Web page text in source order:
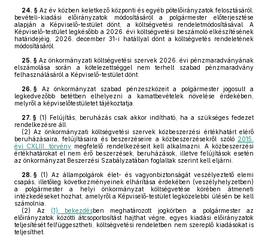
24. § Az év közben keletkező központi és egyéb pótelőirányzatok felosztásáról,
bevételi-kiadási előirányzatok módosításáról a polgármester előterjesztése
alapján a Képviselő-testület dönt, a költségvetési rendeletmódosításával. A
Képviselő-testület legkésőbb a 2026. évi költségvetési beszámoló elkészítésének
határidejéig, 2026. december 31-i hatállyal dönt a költségvetés rendeletének
módosításáról.
25. § Az önkormányzati költségvetési szervek 2026. évi pénzmaradványának
elszámolása során a kötelezettséggel nem terhelt szabad pénzmaradvány
felhasználásáról a Képviselő-testület dönt.
26. § Az önkormányzat szabad pénzeszközeit a polgármester jogosult a
legkedvezőbb betétben elhelyezni a kamatbevételek növelése érdekében,
melyről a képviselőtestületet tájékoztatja.
27. § (1) Felújítás, beruházás csak akkor indítható, ha a szükséges fedezet
rendelkezésre áll.
(2) Az önkormányzati költségvetési szervek közbeszerzési értékhatárt elérő
beruházásaira, felújításaira és beszerzéseire a közbeszerzésekről szóló 2015.
évi CXLIII. törvény megfelelő rendelkezéseit kell alkalmazni. A közbeszerzési
értékhatárokat el nem érő beszerzések, beruházások, illetve felújítások esetén
az önkormányzat Beszerzési Szabályzatában foglaltak szerint kell eljárni.
28. § (1) Az állampolgárok élet- és vagyonbiztonságát veszélyeztető elemi
csapás, illetőleg következményeinek elhárítása érdekében (veszélyhelyzetben)
a polgármester a helyi önkormányzat költségvetése körében átmeneti
intézkedéseket hozhat, amelyről a Képviselő-testület legközelebbi ülésén be kell
számolnia.
(2) Az (1) bekezdésben meghatározott jogkörben a polgármester az
előirányzatok közötti átcsoportosítást hajthat végre, egyes kiadási előirányzatok
teljesítését felfüggesztheti, költségvetési rendeletben nem szereplő kiadásokat is
teljesíthet.